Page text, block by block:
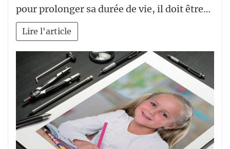
pour prolonger sa durée de vie, il doit être…
Lire l'article